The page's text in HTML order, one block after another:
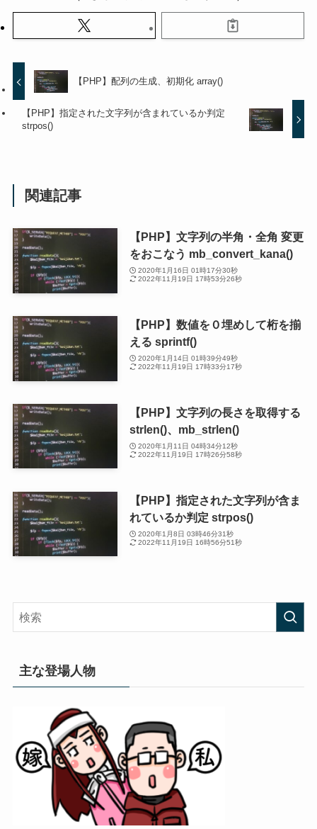
【PHP】配列の生成、初期化 array()
【PHP】指定された文字列が含まれているか判定
strpos()
関連記事
【PHP】文字列の半角・全角 変更
をおこなう mb_convert_kana()
2020年1月16日 01時17分30秒
2022年11月19日 17時53分26秒
【PHP】数値を０埋めして桁を揃
える sprintf()
2020年1月14日 01時39分49秒
2022年11月19日 17時33分17秒
【PHP】文字列の長さを取得する
strlen()、mb_strlen()
2020年1月11日 04時34分12秒
2022年11月19日 17時26分58秒
【PHP】指定された文字列が含ま
れているか判定 strpos()
2020年1月8日 03時46分31秒
2022年11月19日 16時56分51秒
主な登場人物